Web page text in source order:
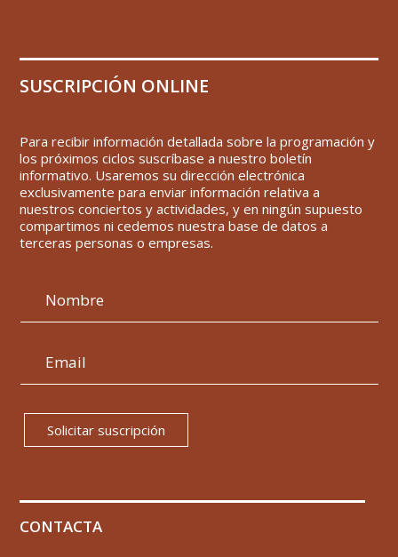
SUSCRIPCIÓN ONLINE
Para recibir información detallada sobre la programación y
los próximos ciclos suscríbase a nuestro boletín
informativo. Usaremos su dirección electrónica
exclusivamente para enviar información relativa a
nuestros conciertos y actividades, y en ningún supuesto
compartimos ni cedemos nuestra base de datos a
terceras personas o empresas.
Solicitar suscripción
CONTACTA